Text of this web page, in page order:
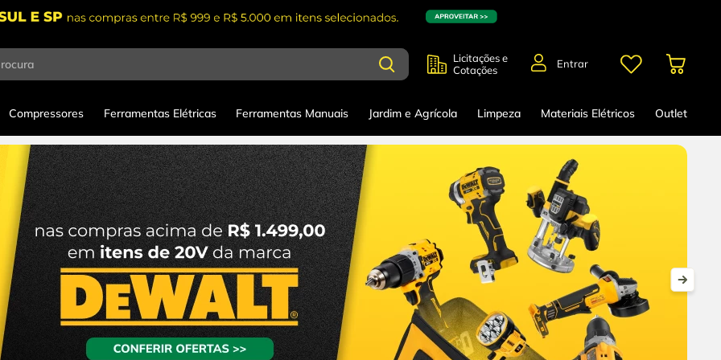
Licitações e
Cotações
Entrar
Compressores Ferramentas Elétricas Ferramentas Manuais Jardim e Agrícola Limpeza Materiais Elétricos Outlet